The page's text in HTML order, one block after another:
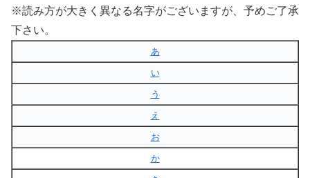
※読み方が大きく異なる名字がございますが、予めご了承
下さい。
あ
い
う
え
お
か